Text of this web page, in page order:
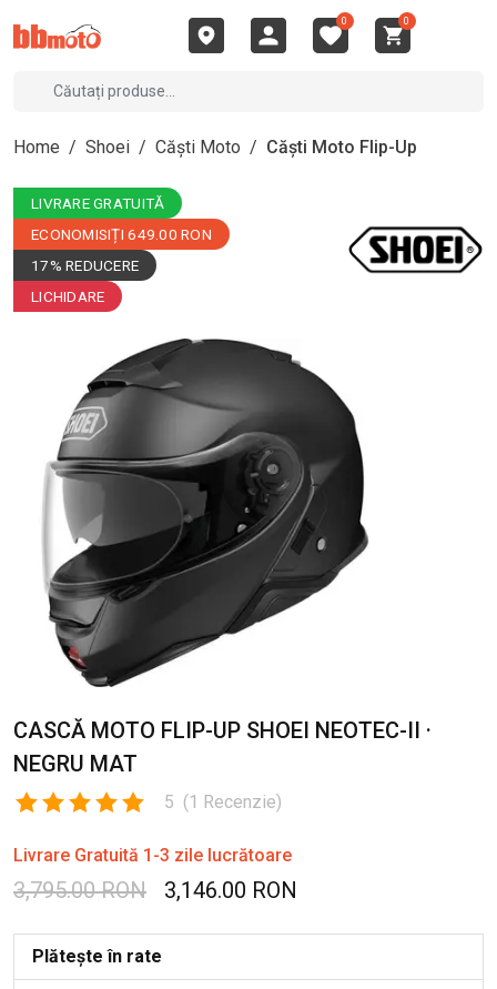
0 0
Home / Shoei / Căști Moto / Căști Moto Flip-Up
LIVRARE GRATUITĂ
ECONOMISIȚI 649.00 RON
17% REDUCERE
LICHIDARE
CASCĂ MOTO FLIP-UP SHOEI NEOTEC-II ·
NEGRU MAT
5 (1 Recenzie)
Livrare Gratuită 1-3 zile lucrătoare
3,795.00 RON 3,146.00 RON
Plătește în rate